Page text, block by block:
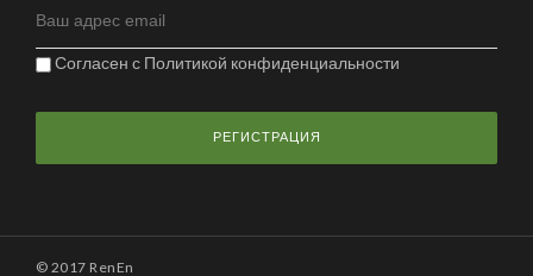
Согласен с Политикой конфиденциальности
© 2017 RenEn